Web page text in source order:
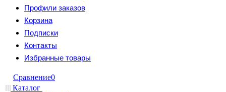
Профили заказов
Корзина
Подписки
Контакты
Избранные товары
Сравнение0
Каталог